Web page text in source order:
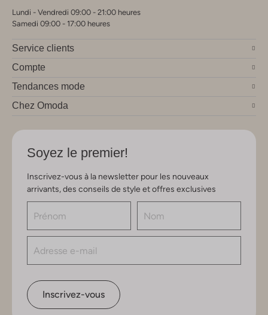
Lundi - Vendredi 09:00 - 21:00 heures
Samedi 09:00 - 17:00 heures
Service clients
Compte
Tendances mode
Chez Omoda
Soyez le premier!
Inscrivez-vous à la newsletter pour les nouveaux
arrivants, des conseils de style et offres exclusives
Inscrivez-vous